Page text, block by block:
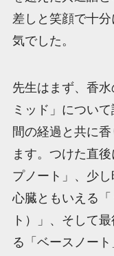
差しと笑顔で十
気でした。
先生はまず、香
ミッド」につい
間の経過と共に
ます。つけた直
プノート」、少
心臓ともいえる
ト）」、そして
る「ベースノー